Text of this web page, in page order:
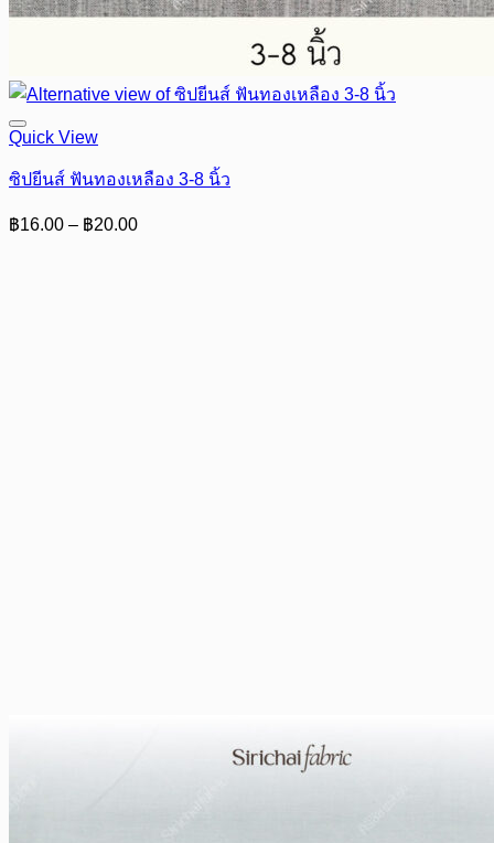
Quick View
ซิปยีนส์ ฟันทองเหลือง 3-8 นิ้ว
฿16.00 – ฿20.00Price